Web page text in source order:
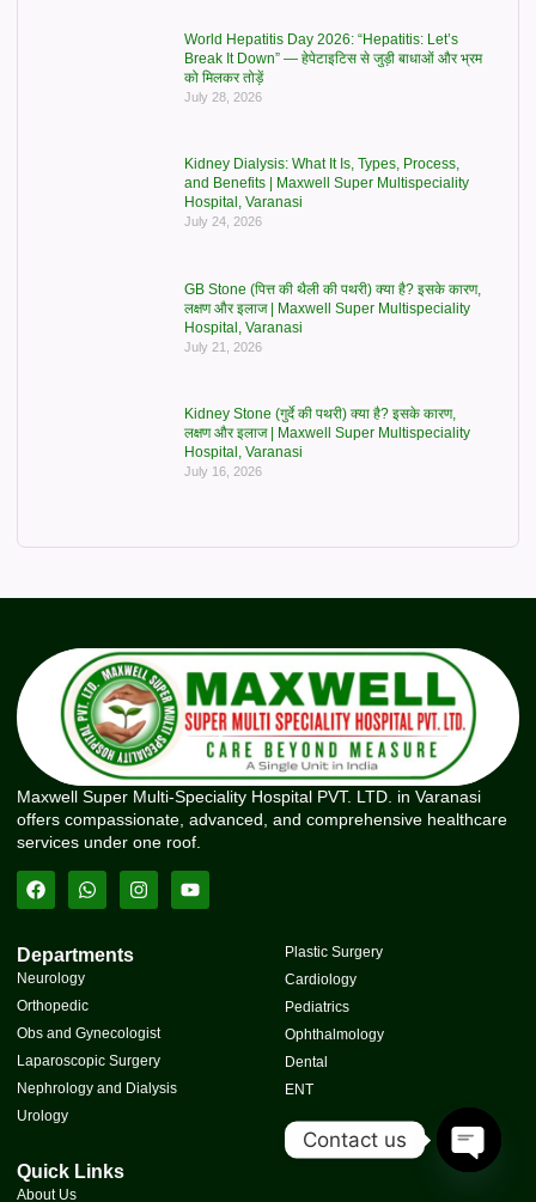
World Hepatitis Day 2026: “Hepatitis: Let’s
Break It Down” — हेपेटाइटिस से जुड़ी बाधाओं और भ्रम
को मिलकर तोड़ें
July 28, 2026
Kidney Dialysis: What It Is, Types, Process,
and Benefits | Maxwell Super Multispeciality
Hospital, Varanasi
July 24, 2026
GB Stone (पित्त की थैली की पथरी) क्या है? इसके कारण,
लक्षण और इलाज | Maxwell Super Multispeciality
Hospital, Varanasi
July 21, 2026
Kidney Stone (गुर्दे की पथरी) क्या है? इसके कारण,
लक्षण और इलाज | Maxwell Super Multispeciality
Hospital, Varanasi
July 16, 2026
Maxwell Super Multi-Speciality Hospital PVT. LTD. in Varanasi
offers compassionate, advanced, and comprehensive healthcare
services under one roof.
Departments
Neurology
Orthopedic
Obs and Gynecologist
Laparoscopic Surgery
Nephrology and Dialysis
Urology
Plastic Surgery
Cardiology
Pediatrics
Ophthalmology
Dental
ENT
Quick Links
About Us
Contact us